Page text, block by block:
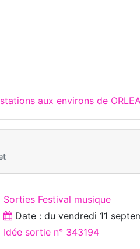
aux environs de
Sorties Festival musique
Date : duvendredi 11
Idée sortie n° 343194